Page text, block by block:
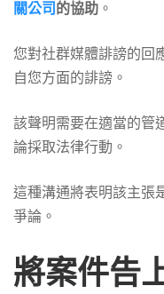
關公司 的協助 。
您對社群媒體誹謗的回
自您方面的誹謗。
該聲明需要在適當的管
論採取法律行動。
這種溝通將表明該主張
爭論。
將案件告